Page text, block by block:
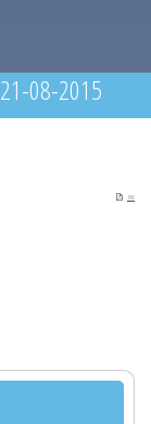
08-2015
PDF